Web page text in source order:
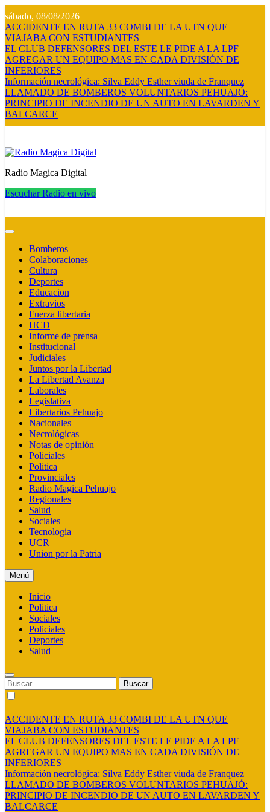
al
contenido
sábado, 08/08/2026
ACCIDENTE EN RUTA 33 COMBI DE LA UTN QUE
VIAJABA CON ESTUDIANTES
EL CLUB DEFENSORES DEL ESTE LE PIDE A LA LPF
AGREGAR UN EQUIPO MAS EN CADA DIVISIÓN DE
INFERIORES
Información necrológica: Silva Eddy Esther viuda de Franquez
LLAMADO DE BOMBEROS VOLUNTARIOS PEHUAJÓ:
PRINCIPIO DE INCENDIO DE UN AUTO EN LAVARDEN Y
BALCARCE
Radio Magica Digital
Escuchar Radio en vivo
Bomberos
Colaboraciones
Cultura
Deportes
Educacion
Extravios
Fuerza libertaria
HCD
Informe de prensa
Institucional
Judiciales
Juntos por la Libertad
La Libertad Avanza
Laborales
Legislativa
Libertarios Pehuajo
Nacionales
Necrológicas
Notas de opinión
Policiales
Politica
Provinciales
Radio Magica Pehuajo
Regionales
Salud
Sociales
Tecnologia
UCR
Union por la Patria
Menú
Inicio
Politica
Sociales
Policiales
Deportes
Salud
Buscar:
ACCIDENTE EN RUTA 33 COMBI DE LA UTN QUE
VIAJABA CON ESTUDIANTES
EL CLUB DEFENSORES DEL ESTE LE PIDE A LA LPF
AGREGAR UN EQUIPO MAS EN CADA DIVISIÓN DE
INFERIORES
Información necrológica: Silva Eddy Esther viuda de Franquez
LLAMADO DE BOMBEROS VOLUNTARIOS PEHUAJÓ:
PRINCIPIO DE INCENDIO DE UN AUTO EN LAVARDEN Y
BALCARCE